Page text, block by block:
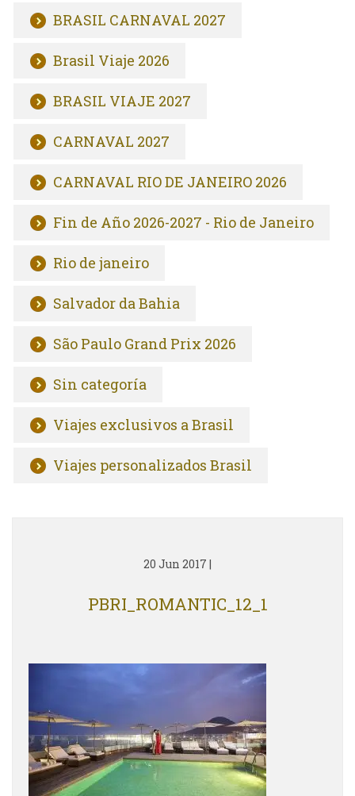
BRASIL CARNAVAL 2027
Brasil Viaje 2026
BRASIL VIAJE 2027
CARNAVAL 2027
CARNAVAL RIO DE JANEIRO 2026
Fin de Año 2026-2027 - Rio de Janeiro
Rio de janeiro
Salvador da Bahia
São Paulo Grand Prix 2026
Sin categoría
Viajes exclusivos a Brasil
Viajes personalizados Brasil
20 Jun 2017 |
PBRI_ROMANTIC_12_1